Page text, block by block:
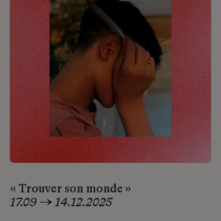
« Trouver son monde »
17.09 → 14.12.2025